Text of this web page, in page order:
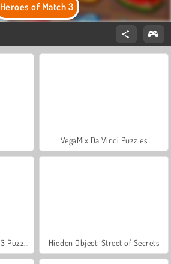
Heroes of Match 3
VegaMix Da Vinci Puzzles
Hidden Object: Street of Secrets